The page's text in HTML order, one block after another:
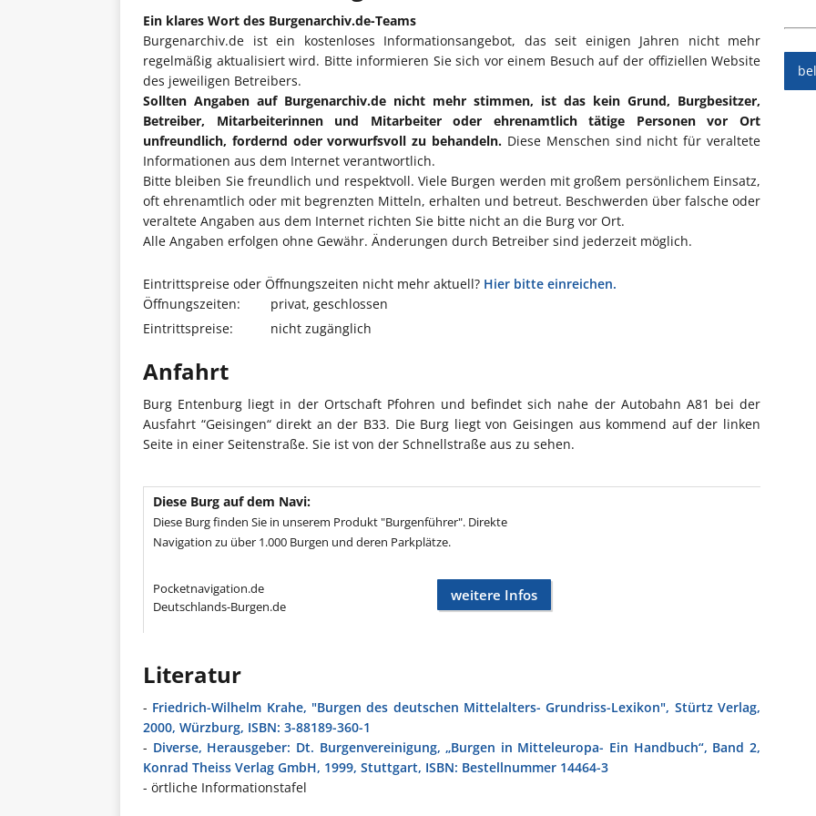
Ein klares Wort des Burgenarchiv.de-Teams
Burgenarchiv.de ist ein kostenloses Informationsangebot, das seit einigen Jahren nicht mehr
regelmäßig aktualisiert wird. Bitte informieren Sie sich vor einem Besuch auf der offiziellen Website
des jeweiligen Betreibers.
Sollten Angaben auf Burgenarchiv.de nicht mehr stimmen, ist das kein Grund, Burgbesitzer,
Betreiber, Mitarbeiterinnen und Mitarbeiter oder ehrenamtlich tätige Personen vor Ort
unfreundlich, fordernd oder vorwurfsvoll zu behandeln. Diese Menschen sind nicht für veraltete
Informationen aus dem Internet verantwortlich.
Bitte bleiben Sie freundlich und respektvoll. Viele Burgen werden mit großem persönlichem Einsatz,
oft ehrenamtlich oder mit begrenzten Mitteln, erhalten und betreut. Beschwerden über falsche oder
veraltete Angaben aus dem Internet richten Sie bitte nicht an die Burg vor Ort.
Alle Angaben erfolgen ohne Gewähr. Änderungen durch Betreiber sind jederzeit möglich.
Eintrittspreise oder Öffnungszeiten nicht mehr aktuell? Hier bitte einreichen.
Öffnungszeiten:
privat, geschlossen
Eintrittspreise:
nicht zugänglich
Anfahrt
Burg Entenburg liegt in der Ortschaft Pfohren und befindet sich nahe der Autobahn A81 bei der
Ausfahrt “Geisingen“ direkt an der B33. Die Burg liegt von Geisingen aus kommend auf der linken
Seite in einer Seitenstraße. Sie ist von der Schnellstraße aus zu sehen.
Diese Burg auf dem Navi:
Diese Burg finden Sie in unserem Produkt "Burgenführer". Direkte
Navigation zu über 1.000 Burgen und deren Parkplätze.
Pocketnavigation.de
Deutschlands-Burgen.de
weitere Infos
Literatur
- Friedrich-Wilhelm Krahe, "Burgen des deutschen Mittelalters- Grundriss-Lexikon", Stürtz Verlag,
2000, Würzburg, ISBN: 3-88189-360-1
- Diverse, Herausgeber: Dt. Burgenvereinigung, „Burgen in Mitteleuropa- Ein Handbuch“, Band 2,
Konrad Theiss Verlag GmbH, 1999, Stuttgart, ISBN: Bestellnummer 14464-3
- örtliche Informationstafel